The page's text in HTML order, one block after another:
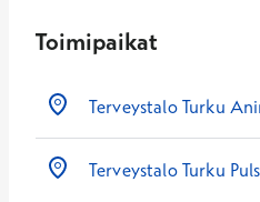
Toimipaikat
Terveystalo Turku
Terveystalo Turku